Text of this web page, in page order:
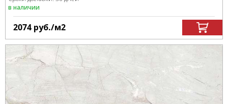
в наличии
2074 руб./м2